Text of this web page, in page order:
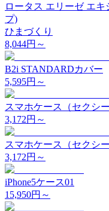
ロータス エリーゼ エ
プ)
ひまづくり
8,044円～
B2i STANDARDカバー
5,595円～
スマホケース（セクシー
3,172円～
スマホケース（セクシー
3,172円～
iPhone5ケース01
15,950円～